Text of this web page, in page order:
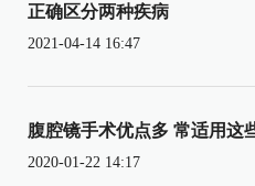
正确区分两种疾病
2021-04-14 16:47
腹腔镜手术优点多 常适用这
2020-01-22 14:17